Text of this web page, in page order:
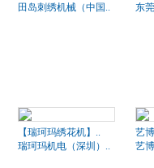
田岛刺绣机械（中国..
东
【瑞珂玛绣花机】..
瑞珂玛机电（深圳）..
艺
艺